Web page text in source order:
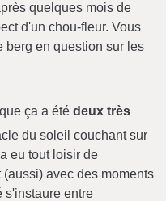
quelques mois de
d'un chou-fleur. Vous
berg en question sur les
ça a été deux très
du soleil couchant sur
eu tout loisir de
avec des moments
s'instaure entre